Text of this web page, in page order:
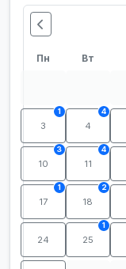
Пн Вт
3
1
4
4
10
3
11
4
17
1
18
2
24 25
1